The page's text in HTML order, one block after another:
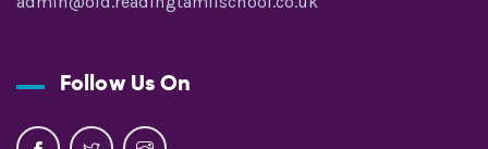
Follow Us On